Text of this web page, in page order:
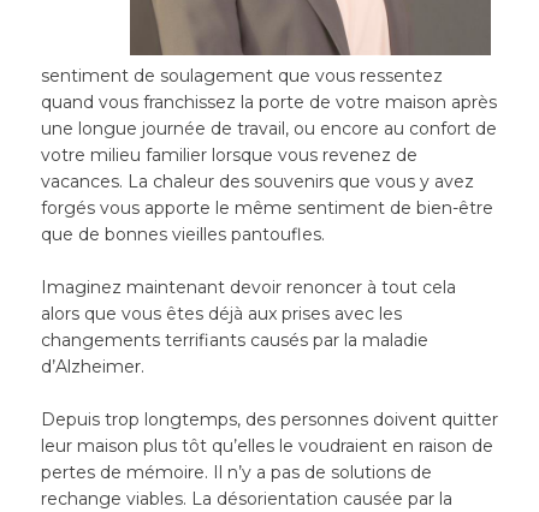
sentiment de soulagement que vous ressentez
quand vous franchissez la porte de votre maison après
une longue journée de travail, ou encore au confort de
votre milieu familier lorsque vous revenez de
vacances. La chaleur des souvenirs que vous y avez
forgés vous apporte le même sentiment de bien-être
que de bonnes vieilles pantoufles.
Imaginez maintenant devoir renoncer à tout cela
alors que vous êtes déjà aux prises avec les
changements terrifiants causés par la maladie
d’Alzheimer.
Depuis trop longtemps, des personnes doivent quitter
leur maison plus tôt qu’elles le voudraient en raison de
pertes de mémoire. Il n’y a pas de solutions de
rechange viables. La désorientation causée par la